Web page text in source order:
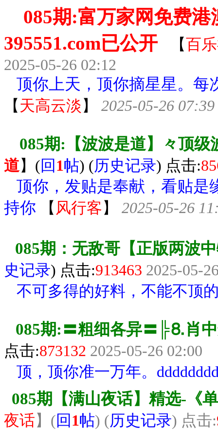
085期:富万家网免费
395551.com已公开
【百
2025-05-26 02:12
顶你上天，顶你摘星星。每
【 天高云淡 】 2025-05-26 07:39
085期:【波波是道】々顶
道】 (回 1帖) (历史记录) 点击:85
顶你，发贴是奉献，看贴是
持你
【 风行客 】 2025-05-26
085期：无敌哥【正版两波
史记录) 点击:913463 2025-05-
不可多得的好料，不能不顶
085期:〓粗细各异〓╠⒏肖
点击:873132 2025-05-26 02:00
顶，顶你准一万年。
085期【满山夜话】精选-《
夜话 】 (回 1帖) (历史记录) 点击: